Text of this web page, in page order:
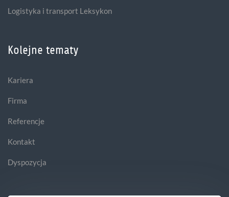
Logistyka i transport Leksykon
Kolejne tematy
Kariera
Firma
Referencje
Kontakt
Dyspozycja